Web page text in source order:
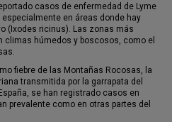
casos de enfermedad de Lyme
en áreas donde hay
(Ixodes ricinus). Las zonas más
húmedos y boscosos, como el
fiebre de las Montañas Rocosas, la
transmitida por la garrapata del
se han registrado casos en
prevalente como en otras partes del